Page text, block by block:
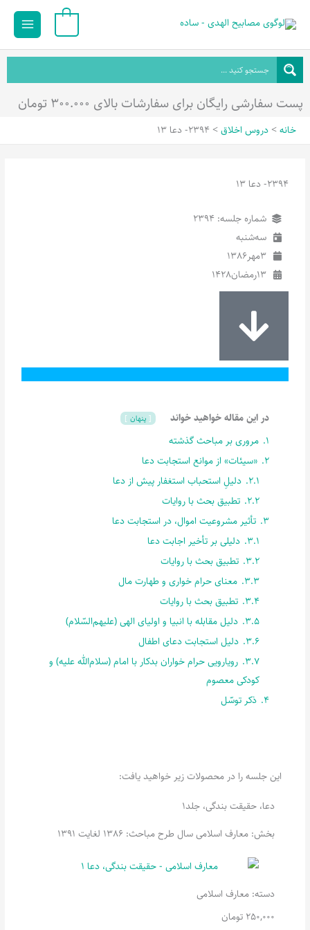
محتوا
Main
پست سفارشی رایگان برای سفارشات بالای ۳۰۰.۰۰۰ تومان
خانه دروس اخلاق 2394- دعا 13
2394- دعا 13
شماره جلسه: 2394
سه‌شنبه
3مهر1386
13رمضان1428
در این مقاله خواهید خواند پنهان
1. مروری بر مباحث گذشته
2. «سیئات» از موانع استجابت دعا
2.1. دلیلِ استحباب استغفار پیش از دعا
2.2. تطبیق بحث با روایات
3. تأثیر مشروعیت اموال، در استجابت دعا
3.1. دلیلی بر تأخیر اجابت دعا
3.2. تطبیق بحث با روایات
3.3. معنای حرام خواری و طهارت مال
3.4. تطبیق بحث با روایات
3.5. دلیل مقابله با انبیا و اولیای الهی (علیهم‌السّلام)
3.6. دلیل استجابت دعای اطفال
3.7. رویارویی حرام خواران بدکار با امام (سلام‌الله علیه) و
کودکی معصوم
4. ذکر توسّل
این جلسه را در محصولات زیر خواهید یافت:
دعا، حقیقت بندگی، جلد1
بخش: معارف اسلامی سال طرح مباحث: 1386 لغایت 1391
دسته:معارف اسلامی
250,000 تومان